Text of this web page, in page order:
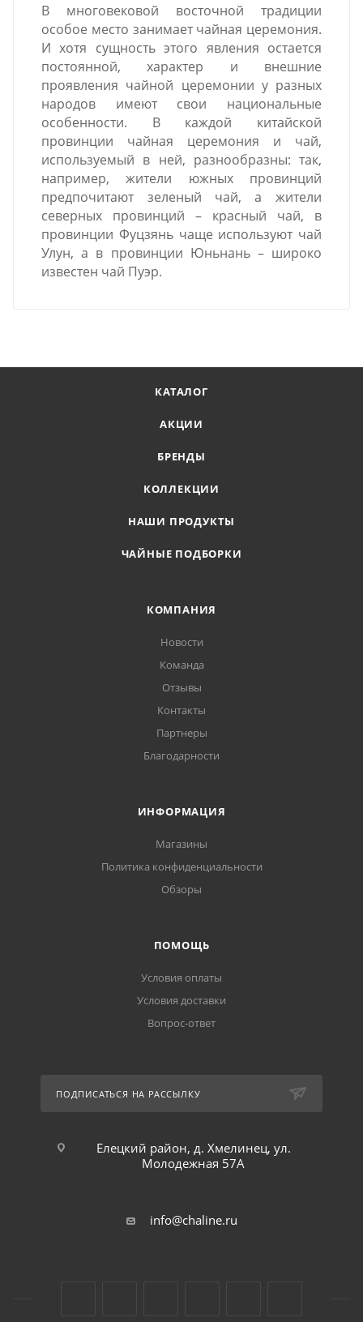
В многовековой восточной традиции
особое место занимает чайная церемония.
И хотя сущность этого явления остается
постоянной, характер и внешние
проявления чайной церемонии у разных
народов имеют свои национальные
особенности. В каждой китайской
провинции чайная церемония и чай,
используемый в ней, разнообразны: так,
например, жители южных провинций
предпочитают зеленый чай, а жители
северных провинций – красный чай, в
провинции Фуцзянь чаще используют чай
Улун, а в провинции Юньнань – широко
известен чай Пуэр.
КАТАЛОГ
АКЦИИ
БРЕНДЫ
КОЛЛЕКЦИИ
НАШИ ПРОДУКТЫ
ЧАЙНЫЕ ПОДБОРКИ
КОМПАНИЯ
Новости
Команда
Отзывы
Контакты
Партнеры
Благодарности
ИНФОРМАЦИЯ
Магазины
Политика конфиденциальности
Обзоры
ПОМОЩЬ
Условия оплаты
Условия доставки
Вопрос-ответ
ПОДПИСАТЬСЯ НА РАССЫЛКУ
Елецкий район, д. Хмелинец, ул.
Молодежная 57А
info@chaline.ru